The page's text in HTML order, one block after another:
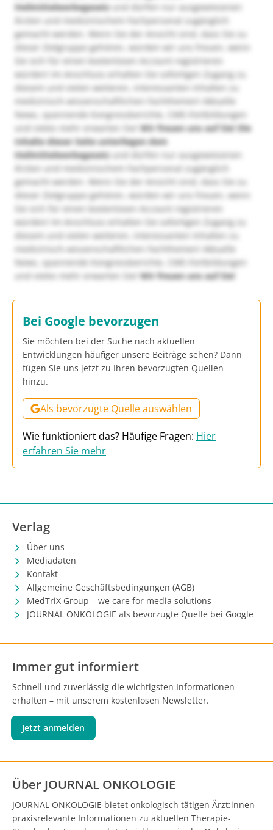
Heilmittelwerbegesetzund dürfen nur ausgewiesenen
Ärzten und medizinischem Fachpersonal zugänglich
gemacht werden. Wenn Sie der Ansicht sind, dass Sie zu
dieser Zielgruppe gehören, würden wir uns freuen, wenn
Sie sich für einen kostenlosen Account registrieren
würden! Im Anschluss erhalten Sie sofortigen Zugang zu
diesem und vielen weiteren, interessanten Inhalten zu
medizinisch-wissenschaftlichen Fachthemen! Aktuelle
News, spannende Kongressberichte, CME-Fortbildungen
und vieles mehr erwarten Sie!Wir freuen uns auf Sie! Die
Inhalte dieser Seite unterliegen dem
Heilmittelwerbegesetzund dürfen nur ausgewiesenen
Ärzten und medizinischem Fachpersonal zugänglich
gemacht werden. Wenn Sie der Ansicht sind, dass Sie zu
dieser Zielgruppe gehören, würden wir uns freuen, wenn
Sie sich für einen kostenlosen Account registrieren
würden! Im Anschluss erhalten Sie sofortigen Zugang zu
diesem und vielen weiteren, interessanten Inhalten zu
medizinisch-wissenschaftlichen Fachthemen! Aktuelle
News, spannende Kongressberichte, CME-Fortbildungen
und vieles mehr erwarten Sie!Wir freuen uns auf Sie!
Bei Google bevorzugen
Sie möchten bei der Suche nach aktuellen
Entwicklungen häufiger unsere Beiträge sehen? Dann
fügen Sie uns jetzt zu Ihren bevorzugten Quellen
hinzu.
Als bevorzugte Quelle auswählen
Wie funktioniert das? Häufige Fragen: Hier
erfahren Sie mehr
Verlag
Über uns
Mediadaten
Kontakt
Allgemeine Geschäftsbedingungen (AGB)
MedTriX Group – we care for media solutions
JOURNAL ONKOLOGIE als bevorzugte Quelle bei Google
Immer gut informiert
Schnell und zuverlässig die wichtigsten Informationen
erhalten – mit unserem kostenlosen Newsletter.
Jetzt anmelden
Über JOURNAL ONKOLOGIE
JOURNAL ONKOLOGIE bietet onkologisch tätigen Ärzt:innen
praxisrelevante Informationen zu aktuellen Therapie-